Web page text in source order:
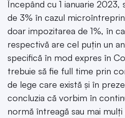
Începând cu 1 ianuarie 2023,
de 3% în cazul
doar impozitarea de 1%, în
respectivă are cel puțin un
specifică în mod expres în
trebuie să fie full time prin
de lege care există și în
concluzia că vorbim în
normă întreagă sau mai